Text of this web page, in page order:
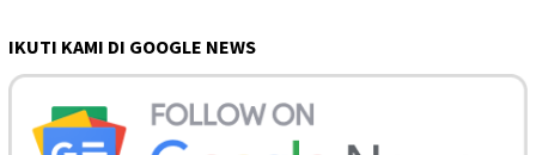
IKUTI KAMI DI GOOGLE NEWS